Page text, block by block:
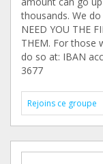
thousands. We
NEED YOU THE
THEM. For those
do so at: IBAN
3677
Rejoins ce groupe